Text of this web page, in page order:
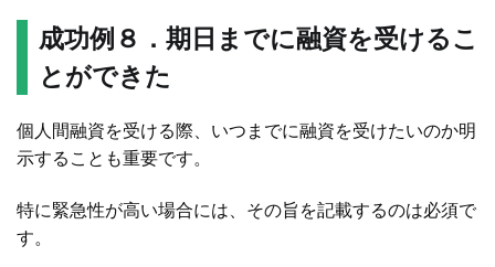
成功例８．期日までに融資を受けるこ
とができた
個人間融資を受ける際、いつまでに融資を受けたいのか明
示することも重要です。
特に緊急性が高い場合には、その旨を記載するのは必須で
す。